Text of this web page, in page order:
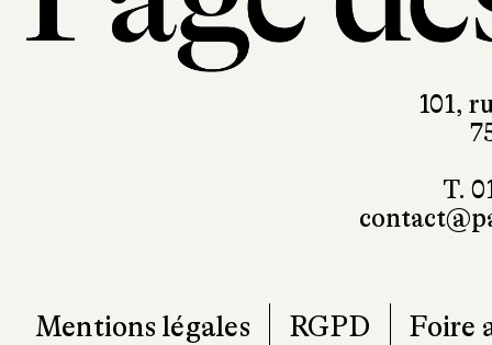
101,
T.
Mentions légales RGPD Foire